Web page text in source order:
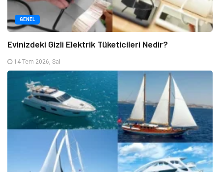
GENEL
Evinizdeki Gizli Elektrik Tüketicileri Nedir?
14 Tem 2026, Sal